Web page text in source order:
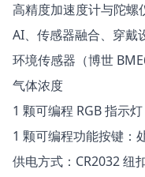
高精度加速度计与陀螺
AI、传感器融合、穿戴
环境传感器（博世
气体浓度
1 颗可编程 RGB 指示
1 颗可编程功能按键：
供电方式：CR2032 纽